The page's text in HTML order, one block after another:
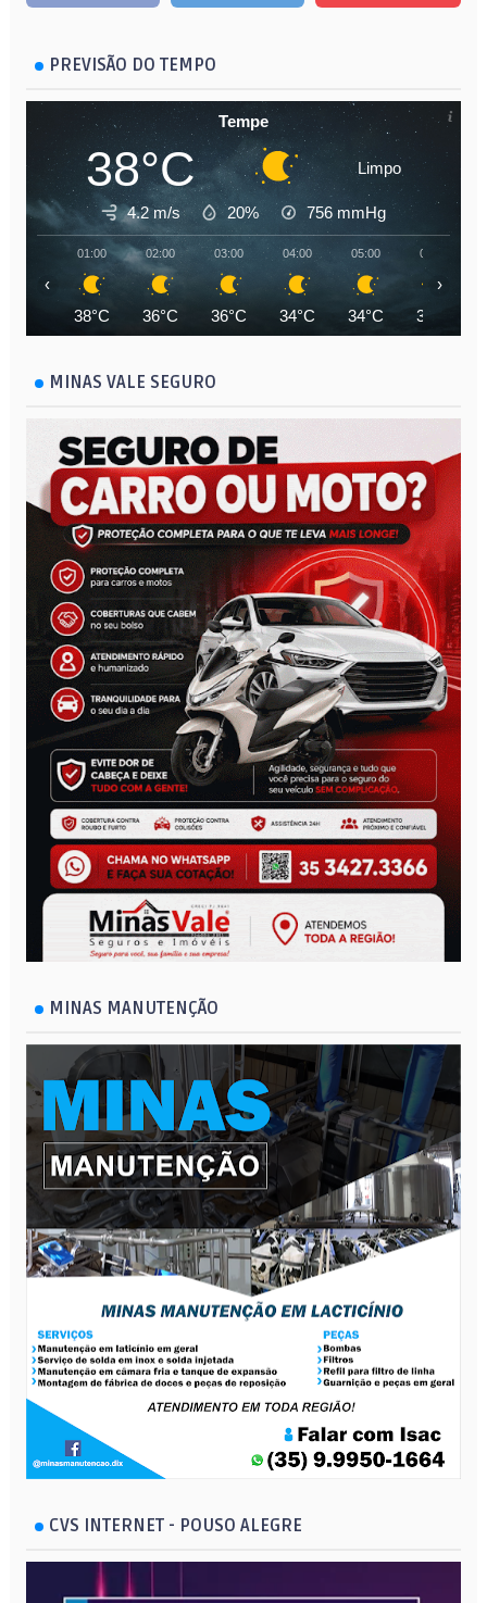
PREVISÃO DO TEMPO
Tempe
38°C Limpo
4.2 m/s 20% 756 mmHg
01:00
38°C
02:00
36°C
03:00
36°C
04:00
34°C
05:00
34°C
06:00
33°C
‹ ›
MINAS VALE SEGURO
MINAS MANUTENÇÃO
CVS INTERNET - POUSO ALEGRE